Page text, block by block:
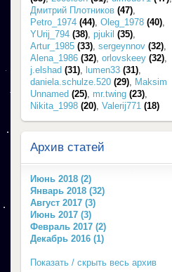
Дмитрий Плотников (47),
Petro_1974 (44), Oleg_1978 (40),
YUrij_794 (38), pjukil (35),
Artur_1985 (33), sergeynnov (32),
Alena_1986 (32), orlovskeey (32),
j.elshad (31), lumen33 (31),
daniela.schulze.520 (29), Maksim
Unnamed (25), mr.twing (23),
Nikita_1998 (20), Valerij771 (18)
Архив статей
Июнь 2018 (2)
Январь 2018 (32)
Август 2017 (3)
Июнь 2017 (3)
Февраль 2017 (2)
Декабрь 2016 (1)
Показать / скрыть весь архив